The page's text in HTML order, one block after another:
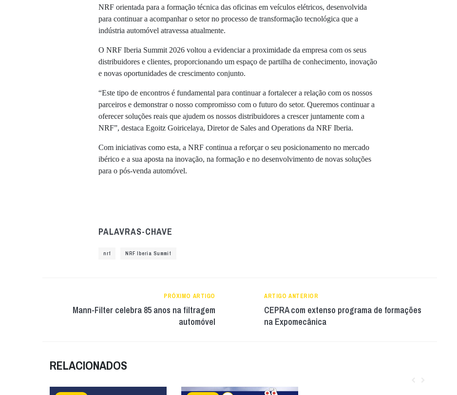
NRF orientada para a formação técnica das oficinas em veículos elétricos, desenvolvida
para continuar a acompanhar o setor no processo de transformação tecnológica que a
indústria automóvel atravessa atualmente.
O NRF Iberia Summit 2026 voltou a evidenciar a proximidade da empresa com os seus
distribuidores e clientes, proporcionando um espaço de partilha de conhecimento, inovação
e novas oportunidades de crescimento conjunto.
“Este tipo de encontros é fundamental para continuar a fortalecer a relação com os nossos
parceiros e demonstrar o nosso compromisso com o futuro do setor. Queremos continuar a
oferecer soluções reais que ajudem os nossos distribuidores a crescer juntamente com a
NRF”, destaca Egoitz Goiricelaya, Diretor de Sales and Operations da NRF Iberia.
Com iniciativas como esta, a NRF continua a reforçar o seu posicionamento no mercado
ibérico e a sua aposta na inovação, na formação e no desenvolvimento de novas soluções
para o pós-venda automóvel.
PALAVRAS-CHAVE
nrf NRF Iberia Summit
PRÓXIMO ARTIGO
Mann-Filter celebra 85 anos na filtragem
automóvel
ARTIGO ANTERIOR
CEPRA com extenso programa de formações
na Expomecânica
RELACIONADOS